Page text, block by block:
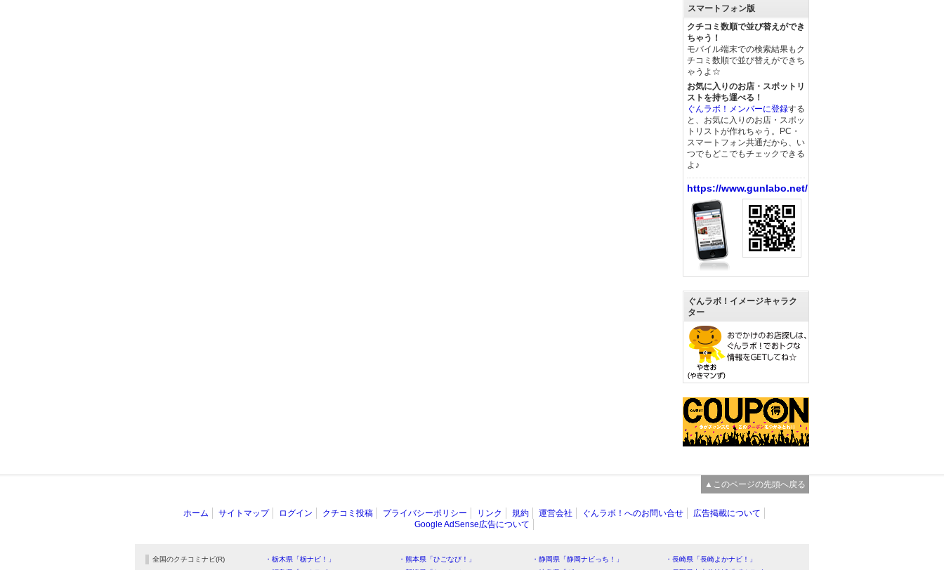
スマートフォン版
クチコミ数順で並び替えができ
ちゃう！
モバイル端末での検索結果もク
チコミ数順で並び替えができち
ゃうよ☆
お気に入りのお店・スポットリ
ストを持ち運べる！
ぐんラボ！メンバーに登録する
と、お気に入りのお店・スポッ
トリストが作れちゃう。PC・
スマートフォン共通だから、い
つでもどこでもチェックできる
よ♪
https://www.gunlabo.net/
ぐんラボ！イメージキャラク
ター
▲このページの先頭へ戻る
ホーム サイトマップ ログイン クチコミ投稿 プライバシーポリシー リンク 規約 運営会社 ぐんラボ！へのお問い合せ
広告掲載について
Google AdSense広告について
全国のクチコミナビ(R) ・栃木県「栃ナビ！」 ・熊本県「ひごなび！」 ・静岡県「静岡ナビっち！」
・長崎県「長崎よかナビ！」